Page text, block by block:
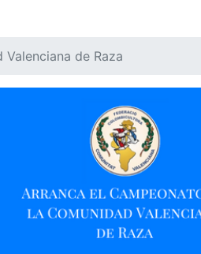
de Raza